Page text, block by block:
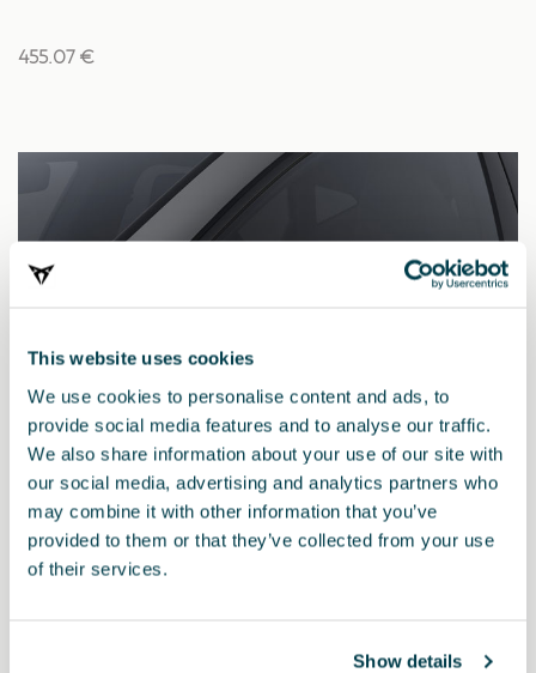
This website uses cookies
We use cookies to personalise content and ads, to
provide social media features and to analyse our traffic.
We also share information about your use of our site with
our social media, advertising and analytics partners who
may combine it with other information that you’ve
provided to them or that they’ve collected from your use
of their services.
Show details
455.07 €
5FA857538C 8GG